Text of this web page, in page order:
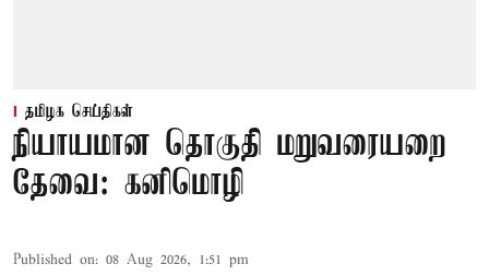
தமிழக செய்திகள்
நியாயமான தொகுதி மறுவரையறை
தேவை: கனிமொழி
Published on: 08 Aug 2026, 1:51 pm